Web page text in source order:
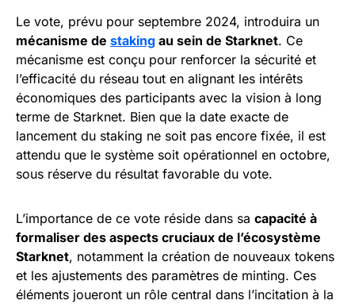
Le vote, prévu pour septembre 2024, introduira un
mécanisme de staking au sein de Starknet. Ce
mécanisme est conçu pour renforcer la sécurité et
l’efficacité du réseau tout en alignant les intérêts
économiques des participants avec la vision à long
terme de Starknet. Bien que la date exacte de
lancement du staking ne soit pas encore fixée, il est
attendu que le système soit opérationnel en octobre,
sous réserve du résultat favorable du vote.
L’importance de ce vote réside dans sa capacité à
formaliser des aspects cruciaux de l’écosystème
Starknet, notamment la création de nouveaux tokens
et les ajustements des paramètres de minting. Ces
éléments joueront un rôle central dans l’incitation à la